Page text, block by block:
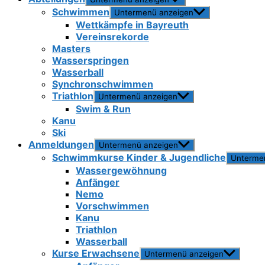
Schwimmen Untermenü anzeigen
Wettkämpfe in Bayreuth
Vereinsrekorde
Masters
Wasserspringen
Wasserball
Synchronschwimmen
Triathlon
Untermenü anzeigen
Swim & Run
Kanu
Ski
Anmeldungen
Untermenü anzeigen
Schwimmkurse Kinder & Jugendliche
Wassergewöhnung
Anfänger
Nemo
Vorschwimmen
Kanu
Triathlon
Wasserball
Kurse Erwachsene
Untermenü anzeigen